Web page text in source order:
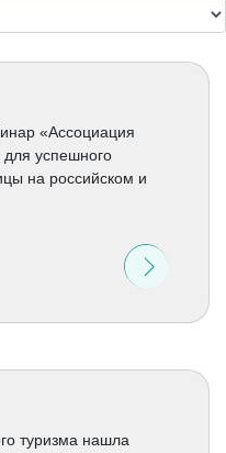
«Ассоциация
для успешного
на российском и
туризма нашла